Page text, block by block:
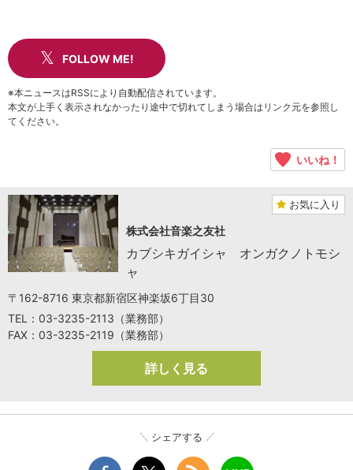
FOLLOW ME!
※本ニュースはRSSにより自動配信されています。
本文が上手く表示されなかったり途中で切れてしまう場合はリンク元を参照し
てください。
いいね！
お気に入り
株式会社音楽之友社
カブシキガイシャ オンガクノトモシ
ャ
〒162-8716 東京都新宿区神楽坂6丁目30
TEL：03-3235-2113（業務部）
FAX：03-3235-2119（業務部）
詳しく見る
シェアする